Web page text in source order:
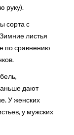
руку).
сорта с
листья
по сравнению
дают
У женских
у мужских